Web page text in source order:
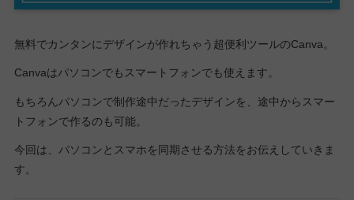
無料でカンタンにデザインが作れちゃう超便利ツールのCanva。
Canvaはパソコンでもスマートフォンでも使えます。
もちろんパソコンで制作途中だったデザインを、途中からスマー
トフォンで作るのも可能。
今回は、パソコンとスマホを同期させる方法をお伝えしていきま
す。